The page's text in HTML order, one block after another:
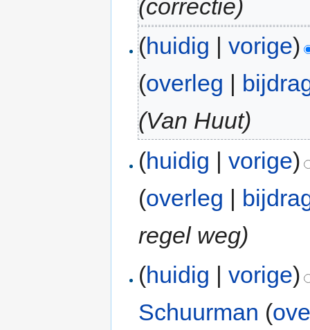
(correctie)
(huidig |vorige)
(overleg
(Van Huut)
(huidig |vorige)
(overleg |
regel weg)
(huidig |vorige)
Schuurman (